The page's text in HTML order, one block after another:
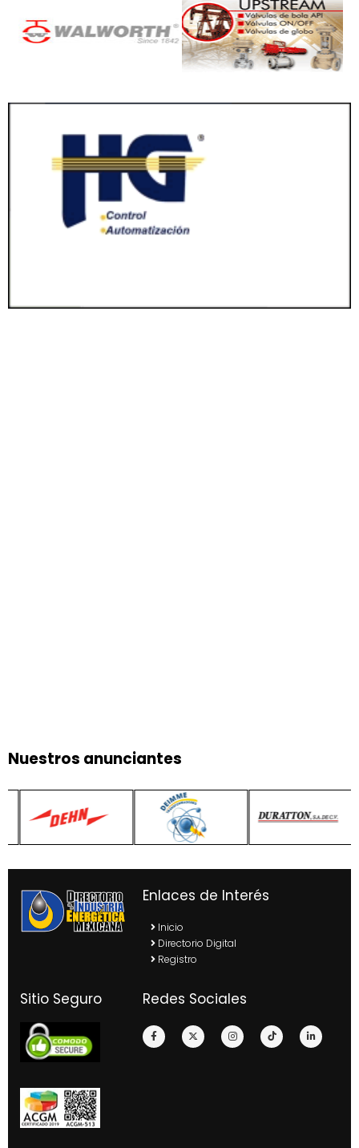
Nuestros anunciantes
Enlaces de Interés
Inicio
Directorio Digital
Registro
Sitio Seguro Redes Sociales